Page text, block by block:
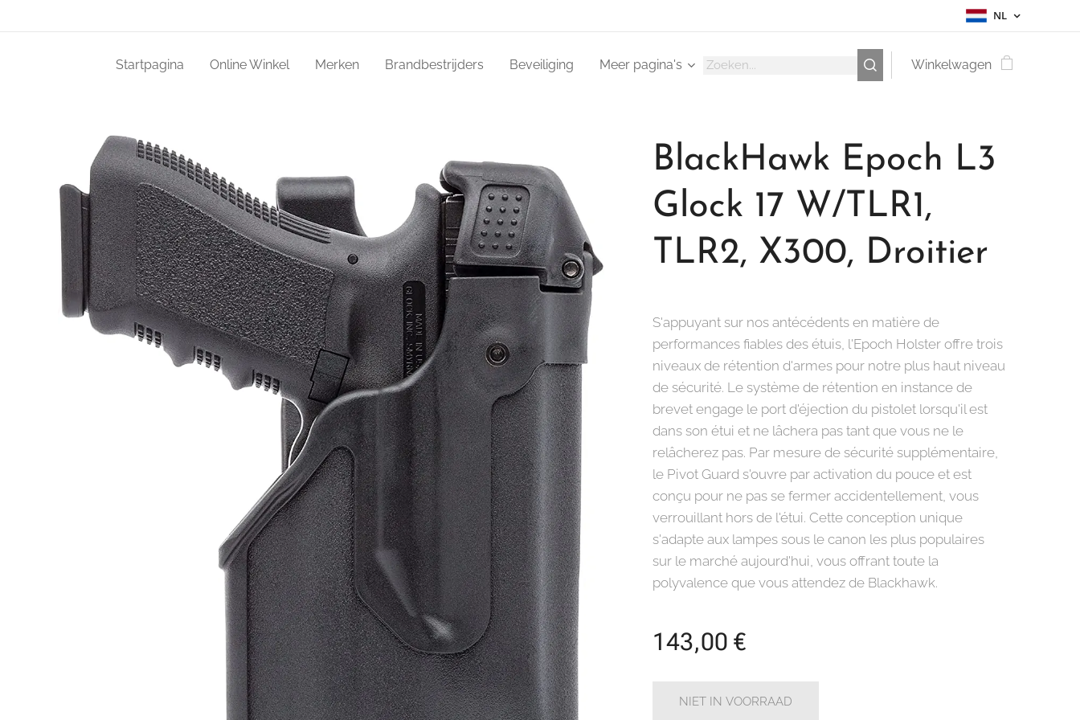
NL
Startpagina Online Winkel Merken Brandbestrijders Beveiliging Meer pagina's Winkelwagen
BlackHawk Epoch L3
Glock 17 W/TLR1,
TLR2, X300, Droitier
S'appuyant sur nos antécédents en matière de
performances fiables des étuis, l'Epoch Holster offre trois
niveaux de rétention d'armes pour notre plus haut niveau
de sécurité. Le système de rétention en instance de
brevet engage le port d'éjection du pistolet lorsqu'il est
dans son étui et ne lâchera pas tant que vous ne le
relâcherez pas. Par mesure de sécurité supplémentaire,
le Pivot Guard s'ouvre par activation du pouce et est
conçu pour ne pas se fermer accidentellement, vous
verrouillant hors de l'étui. Cette conception unique
s'adapte aux lampes sous le canon les plus populaires
sur le marché aujourd'hui, vous offrant toute la
polyvalence que vous attendez de Blackhawk.
143,00 €
NIET IN VOORRAAD